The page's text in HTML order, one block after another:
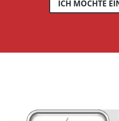
ICH MÖCHTE